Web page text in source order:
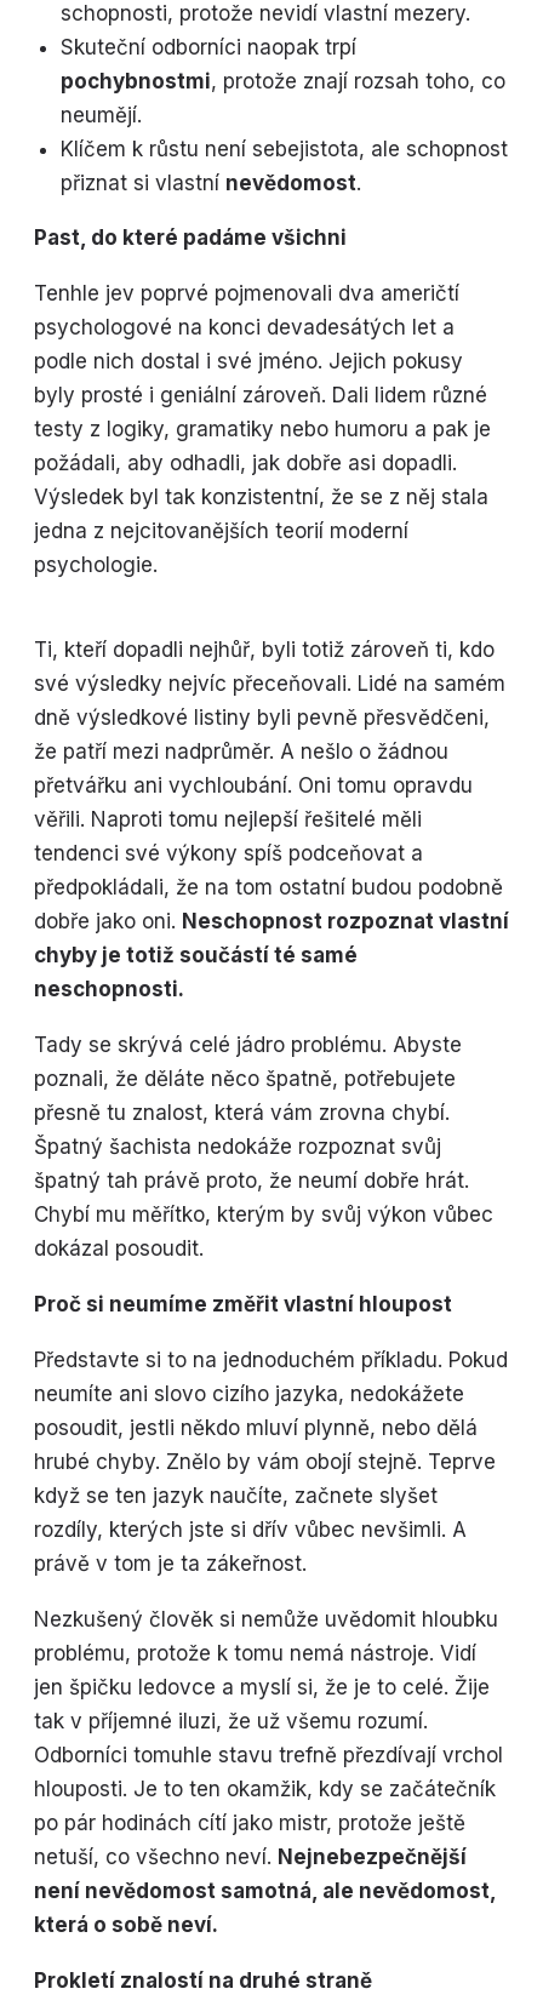
schopnosti, protože nevidí vlastní mezery.
Skuteční odborníci naopak trpí
pochybnostmi, protože znají rozsah toho, co
neumějí.
Klíčem k růstu není sebejistota, ale schopnost
přiznat si vlastní nevědomost.
Past, do které padáme všichni
Tenhle jev poprvé pojmenovali dva američtí
psychologové na konci devadesátých let a
podle nich dostal i své jméno. Jejich pokusy
byly prosté i geniální zároveň. Dali lidem různé
testy z logiky, gramatiky nebo humoru a pak je
požádali, aby odhadli, jak dobře asi dopadli.
Výsledek byl tak konzistentní, že se z něj stala
jedna z nejcitovanějších teorií moderní
psychologie.
Ti, kteří dopadli nejhůř, byli totiž zároveň ti, kdo
své výsledky nejvíc přeceňovali. Lidé na samém
dně výsledkové listiny byli pevně přesvědčeni,
že patří mezi nadprůměr. A nešlo o žádnou
přetvářku ani vychloubání. Oni tomu opravdu
věřili. Naproti tomu nejlepší řešitelé měli
tendenci své výkony spíš podceňovat a
předpokládali, že na tom ostatní budou podobně
dobře jako oni. Neschopnost rozpoznat vlastní
chyby je totiž součástí té samé
neschopnosti.
Tady se skrývá celé jádro problému. Abyste
poznali, že děláte něco špatně, potřebujete
přesně tu znalost, která vám zrovna chybí.
Špatný šachista nedokáže rozpoznat svůj
špatný tah právě proto, že neumí dobře hrát.
Chybí mu měřítko, kterým by svůj výkon vůbec
dokázal posoudit.
Proč si neumíme změřit vlastní hloupost
Představte si to na jednoduchém příkladu. Pokud
neumíte ani slovo cizího jazyka, nedokážete
posoudit, jestli někdo mluví plynně, nebo dělá
hrubé chyby. Znělo by vám obojí stejně. Teprve
když se ten jazyk naučíte, začnete slyšet
rozdíly, kterých jste si dřív vůbec nevšimli. A
právě v tom je ta zákeřnost.
Nezkušený člověk si nemůže uvědomit hloubku
problému, protože k tomu nemá nástroje. Vidí
jen špičku ledovce a myslí si, že je to celé. Žije
tak v příjemné iluzi, že už všemu rozumí.
Odborníci tomuhle stavu trefně přezdívají vrchol
hlouposti. Je to ten okamžik, kdy se začátečník
po pár hodinách cítí jako mistr, protože ještě
netuší, co všechno neví. Nejnebezpečnější
není nevědomost samotná, ale nevědomost,
která o sobě neví.
Prokletí znalostí na druhé straně